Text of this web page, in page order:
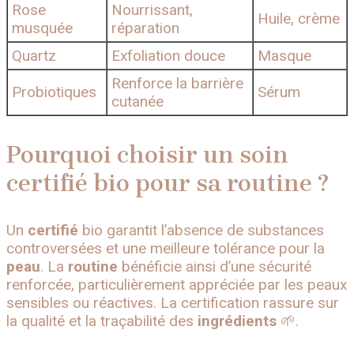
Rose
musquée
Nourrissant,
réparation
Huile, crème
Quartz Exfoliation douce
Masque
Probiotiques
Renforce la barrière
cutanée
Sérum
Pourquoi choisir un soin
certifié bio pour sa routine ?
Un certifié bio garantit l’absence de substances
controversées et une meilleure tolérance pour la
peau. La routine bénéficie ainsi d’une sécurité
renforcée, particulièrement appréciée par les peaux
sensibles ou réactives. La certification rassure sur
la qualité et la traçabilité des ingrédients 🌱.